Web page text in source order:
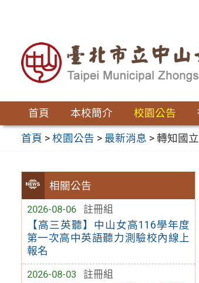
首頁 本校簡介 校園公告
首頁 >校園公告 > 最新消息 >轉知國
相關公告
2026-08-06
註冊組
【高三英聽】中山女高116學年度
第一次高中英語聽力測驗校內線上
報名
2026-08-03
註冊組